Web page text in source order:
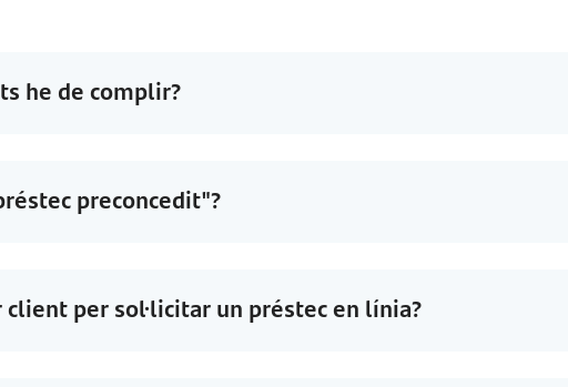
he de complir?
preconcedit"?
client per sol·licitar un préstec en línia?